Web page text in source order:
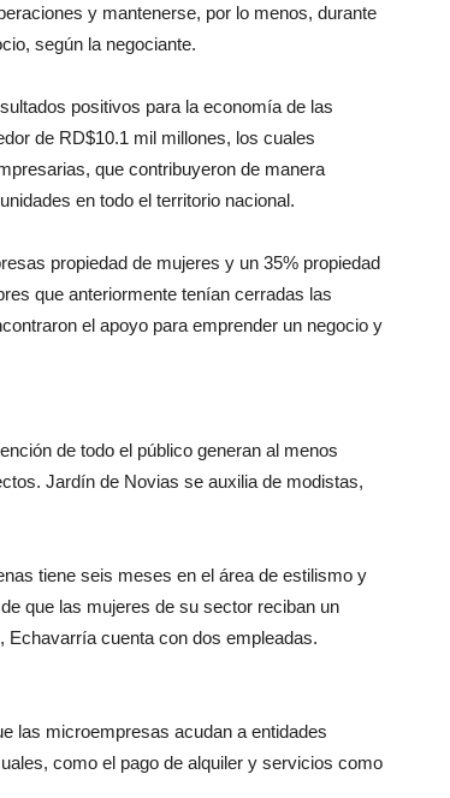
y mantenerse, por lo menos, durante
según la negociante.
positivos para la economía de las
de RD$10.1 mil millones, los cuales
que contribuyeron de manera
en todo el territorio nacional.
propiedad de mujeres y un 35% propiedad
que anteriormente tenían cerradas las
el apoyo para emprender un negocio y
de todo el público generan al menos
Jardín de Novias se auxilia de modistas,
tiene seis meses en el área de estilismo y
que las mujeres de su sector reciban un
Echavarría cuenta con dos empleadas.
las microempresas acudan a entidades
como el pago de alquiler y servicios como